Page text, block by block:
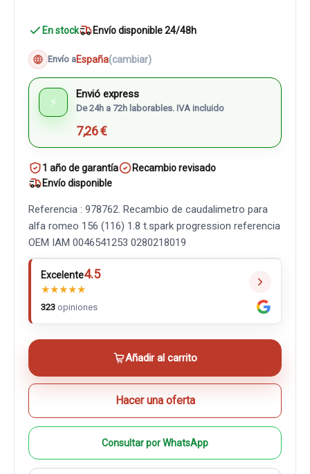
En stock Envío disponible 24/48h
Envío aEspaña(cambiar)
⚡
Envió express
De 24h a 72h laborables. IVA incluido
7,26 €
1 año de garantía
Recambio revisado
Envío disponible
Referencia : 978762. Recambio de caudalimetro para
alfa romeo 156 (116) 1.8 t.spark progression referencia
OEM IAM 0046541253 0280218019
Excelente4.5
★★★★★
323 opiniones
Añadir al carrito
Hacer una oferta
Consultar por WhatsApp